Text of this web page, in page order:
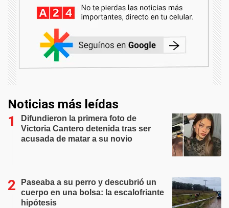
Noticias más leídas
Difundieron la primera foto de
Victoria Cantero detenida tras ser
acusada de matar a su novio
Paseaba a su perro y descubrió un
cuerpo en una bolsa: la escalofriante
hipótesis